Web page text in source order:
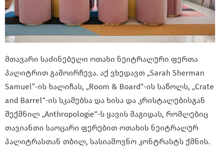
მთავარი საძინებელი ოთახი ნეიტრალური ფერთა
პალიტრით გამოირჩევა. აქ ვხედავთ „Sarah Sherman
Samuel”-ის ხალიჩას, „Room & Board“-ის საწოლს, „Crate
and Barrel“-ის სკამებსა და ხისა და კრისტალებისგან
შექმნილ „Anthropologie“-ს ყავის მაგიდას, რომლებიც
თავიანთი საოცარი ფერებით ოთახის ნეიტრალურ
პალიტრასთან თბილ, სასიამოვნო კონტრასტს ქმნის.